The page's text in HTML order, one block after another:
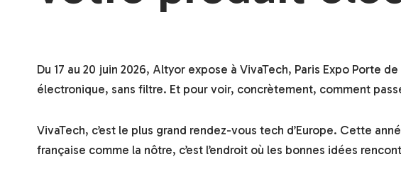
Du 17 au 20 juin 2026, Altyor expose à VivaTech, Paris Expo Porte
électronique, sans filtre. Et pour voir, concrètement, comment
VivaTech, c’est le plus grand rendez-vous tech d’Europe. Cette
française comme la nôtre, c’est l’endroit où les bonnes idées